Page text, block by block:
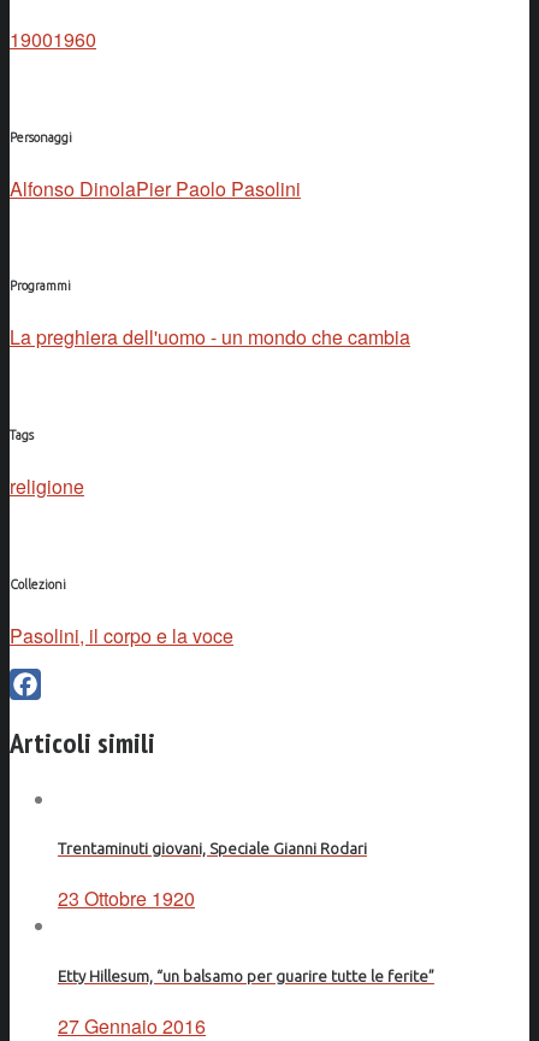
19001960
Personaggi
Alfonso DinolaPier Paolo Pasolini
Programmi
La preghiera dell'uomo - un mondo che cambia
Tags
religione
Collezioni
Pasolini, il corpo e la voce
Articoli simili
Trentaminuti giovani, Speciale Gianni Rodari
23 Ottobre 1920
Etty Hillesum, “un balsamo per guarire tutte le ferite”
27 Gennaio 2016